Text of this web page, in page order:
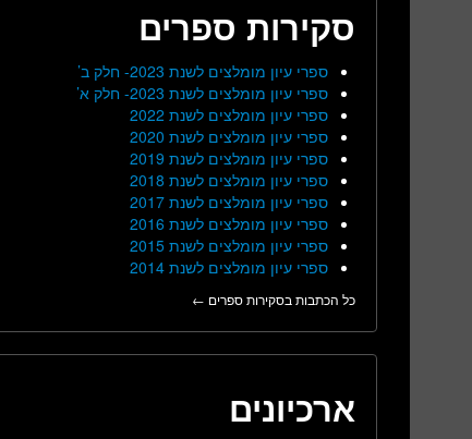
סקירות ספרים
ספרי עיון מומלצים לשנת 2023- חלק ב’
ספרי עיון מומלצים לשנת 2023- חלק א’
ספרי עיון מומלצים לשנת 2022
ספרי עיון מומלצים לשנת 2020
ספרי עיון מומלצים לשנת 2019
ספרי עיון מומלצים לשנת 2018
ספרי עיון מומלצים לשנת 2017
ספרי עיון מומלצים לשנת 2016
ספרי עיון מומלצים לשנת 2015
ספרי עיון מומלצים לשנת 2014
כל הכתבות בסקירות ספרים ←
ארכיונים